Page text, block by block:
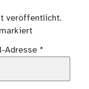
veröffentlicht.
markiert
Adresse *